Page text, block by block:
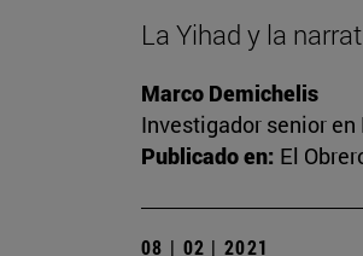
La Yihad y la
Marco Demichelis
Investigador senior
Publicado en: El
08 | 02 | 2021